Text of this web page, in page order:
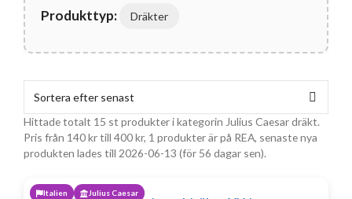
Produkttyp: Dräkter
Hittade totalt 15 st produkter i kategorin Julius Caesar dräkt.
Pris från 140krtill 400kr, 1 produkter är på REA, senaste nya
produkten lades till 2026-06-13 (för 56 dagar sen).
Italien Julius Caesar